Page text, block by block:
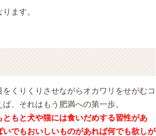
ます。
くりくりさせながらオカワリをせがむコ
、それはもう肥満への第一歩。
ともと犬や猫には食いだめする習性があ
いでもおいしいものがあれば何でも欲しが